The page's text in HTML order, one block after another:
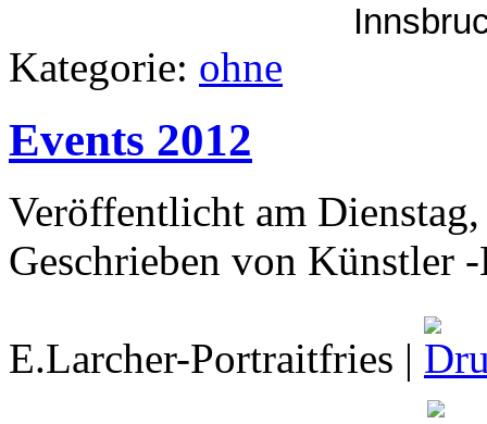
Kategorie: ohne
Events 2012
Veröffentlicht am
Geschrieben von Künstler
E.Larcher-Portraitfries |